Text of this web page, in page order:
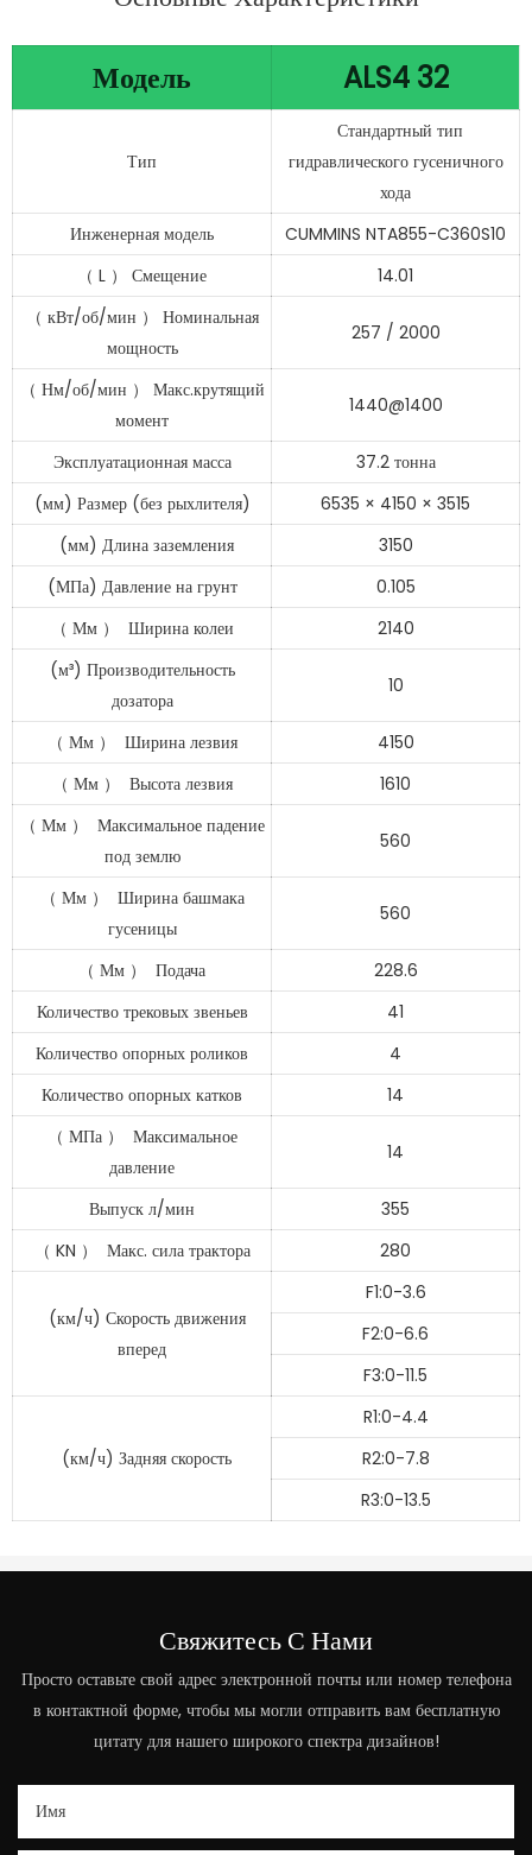
Модель ALS4 32
Тип
Стандартный тип
гидравлического гусеничного
хода
Инженерная модель
CUMMINS NTA855-C360S10
（ L ） Смещение
14.01
（ кВт/об/мин ） Номинальная
мощность
257 / 2000
（ Нм/об/мин ） Макс.крутящий
момент
1440@1400
Эксплуатационная масса
37.2 тонна
(мм) Размер (без рыхлителя)
6535 × 4150 × 3515
(мм) Длина заземления
3150
(МПа) Давление на грунт
0.105
（ Мм ） Ширина колеи
2140
(м³) Производительность
дозатора
10
（ Мм ） Ширина лезвия
4150
（ Мм ） Высота лезвия
1610
（ Мм ）
Максимальное падение
под землю
560
（ Мм ）
Ширина башмака
гусеницы
560
（ Мм ） Подача
228.6
Количество трековых звеньев
41
Количество опорных роликов
4
Количество опорных катков
14
（ МПа ）
Максимальное
давление
14
Выпуск л/мин
355
（ KN ） Макс. сила трактора 280
(км/ч) Скорость движения
вперед
F1:0-3.6
F2:0-6.6
F3:0-11.5
(км/ч) Задняя скорость
R1:0-4.4
R2:0-7.8
R3:0-13.5
Свяжитесь С Нами
Просто оставьте свой адрес электронной почты или номер телефона
в контактной форме, чтобы мы могли отправить вам бесплатную
цитату для нашего широкого спектра дизайнов!
Имя